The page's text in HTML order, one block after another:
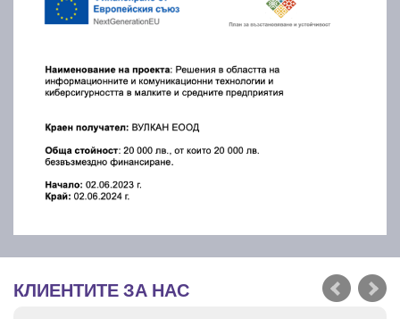
КЛИЕНТИТЕ ЗА НАС